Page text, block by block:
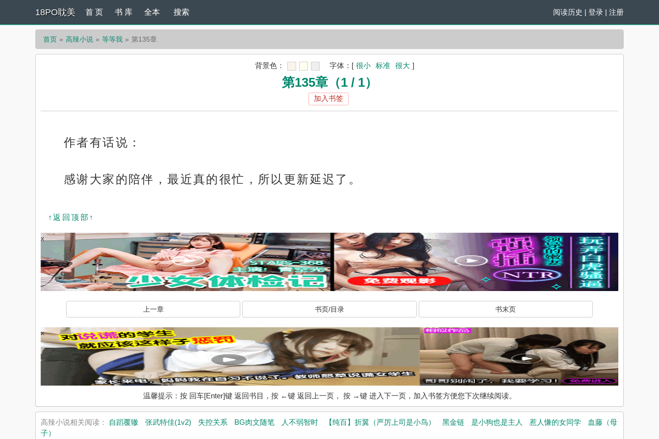
18PO耽美 阅读历史 | 登录 | 注册
首 页 书 库 全本 搜索
首页 高辣小说 等等我 第135章
背景色： 字体： [ 很小 标准 很大 ]
第135章（1 / 1）
加入书签
作者有话说：
感谢大家的陪伴，最近真的很忙，所以更新延迟了。
↑返回顶部↑
x
上一章 书页/目录 书末页
x
温馨提示：按 回车[Enter]键 返回书目，按 ←键 返回上一页， 按 →键 进入下一页，加入书签方便您下次继续阅读。
高辣小说相关阅读： 自蹈覆辙 张武特佳(1v2) 失控关系 BG肉文随笔 人不弱智时 【纯百】折翼（严厉上司是小鸟） 黑金链 是小狗也是主人 惹人慊的女同学
血藤（母
子）